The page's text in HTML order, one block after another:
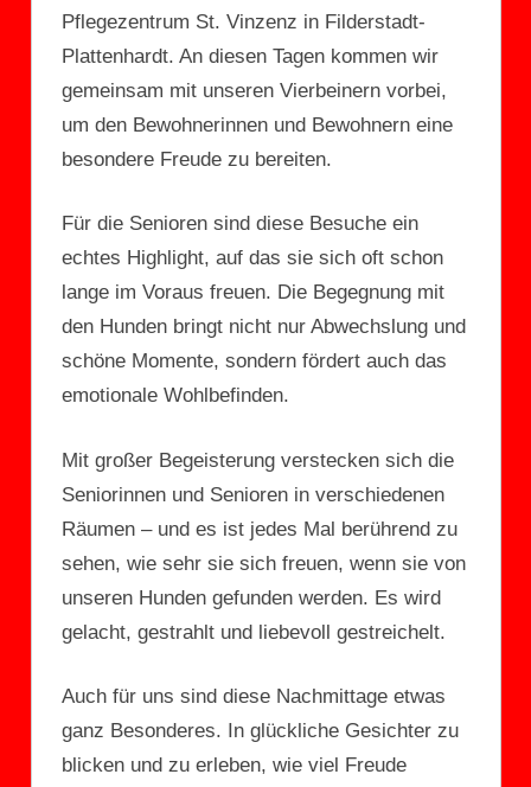
Pflegezentrum St. Vinzenz in Filderstadt-
Plattenhardt. An diesen Tagen kommen wir
gemeinsam mit unseren Vierbeinern vorbei,
um den Bewohnerinnen und Bewohnern eine
besondere Freude zu bereiten.
Für die Senioren sind diese Besuche ein
echtes Highlight, auf das sie sich oft schon
lange im Voraus freuen. Die Begegnung mit
den Hunden bringt nicht nur Abwechslung und
schöne Momente, sondern fördert auch das
emotionale Wohlbefinden.
Mit großer Begeisterung verstecken sich die
Seniorinnen und Senioren in verschiedenen
Räumen – und es ist jedes Mal berührend zu
sehen, wie sehr sie sich freuen, wenn sie von
unseren Hunden gefunden werden. Es wird
gelacht, gestrahlt und liebevoll gestreichelt.
Auch für uns sind diese Nachmittage etwas
ganz Besonderes. In glückliche Gesichter zu
blicken und zu erleben, wie viel Freude